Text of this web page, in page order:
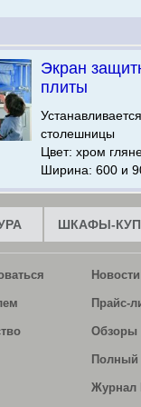
Экран
плиты
столешницы
Цвет: хром
Ширина: 600 и
ШКАФЫ-
Новости
Прайс-
Обзоры
Полный
Журнал